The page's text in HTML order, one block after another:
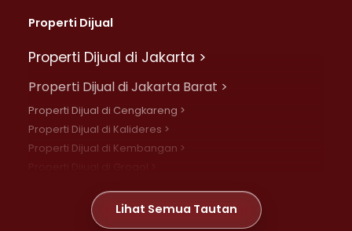
Properti Dijual
Properti Dijual di Jakarta >
Properti Dijual di Jakarta Barat >
Properti Dijual di Cengkareng >
Properti Dijual di Kalideres >
Properti Dijual di Kembangan >
Properti Dijual di Meruya >
Properti Dijual di Jelambar >
Lihat Semua Tautan